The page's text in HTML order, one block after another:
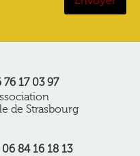
17 03 97
de Strasbourg
84 16 18 13